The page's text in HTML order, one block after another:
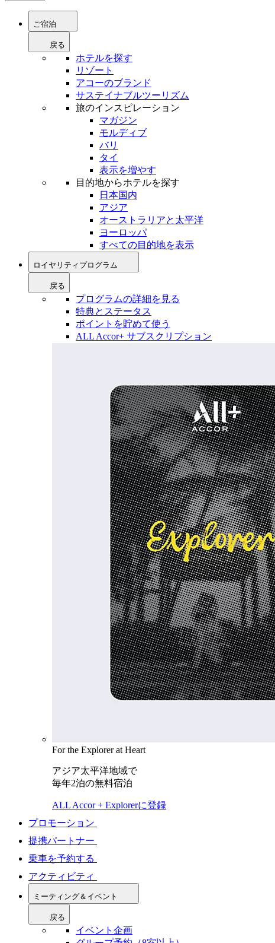
ご宿泊
戻る
ホテルを探す
リゾート
アコーのブランド
サステイナブルツーリズム
旅のインスピレーション
マガジン
モルディブ
バリ
タイ
表示を増やす
目的地からホテルを探す
日本国内
アジア
オーストラリアと太平洋
ヨーロッパ
すべての目的地を表示
ロイヤリティプログラム
戻る
プログラムの詳細を見る
特典とステータス
ポイントを貯めて使う
ALL Accor+ サブスクリプション
For the Explorer at Heart
アジア太平洋地域で
毎年2泊の無料宿泊
ALL Accor + Explorerに登録
プロモーション
提携パートナー
乗車を予約する
アクティビティ
ミーティング＆イベント
戻る
イベント企画